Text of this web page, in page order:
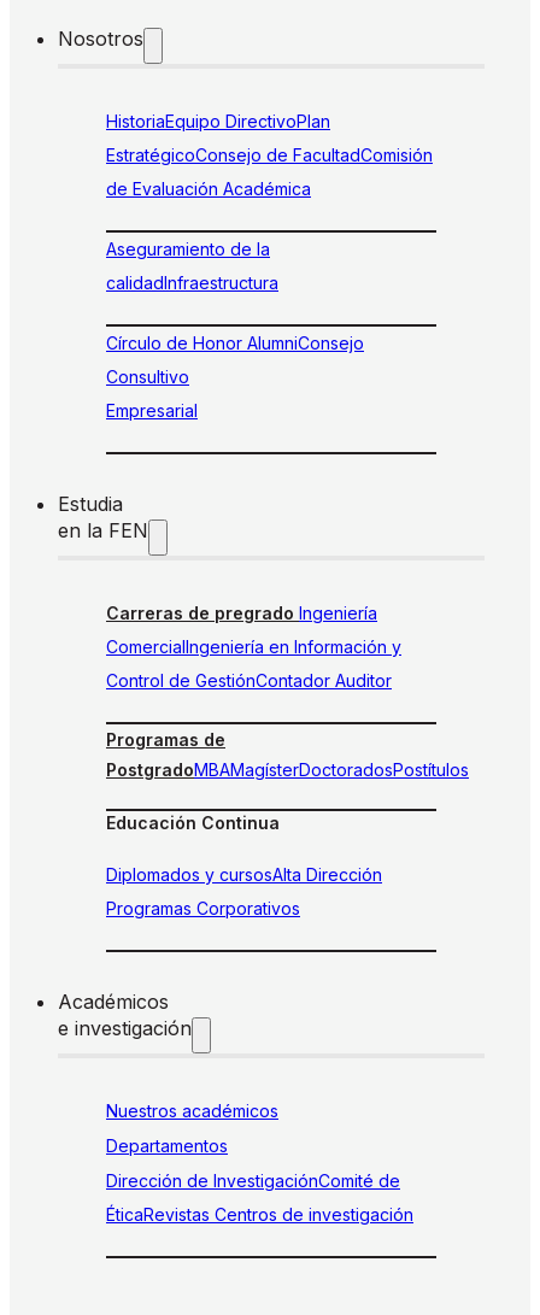
Nosotros
HistoriaEquipo DirectivoPlan
EstratégicoConsejo de FacultadComisión
de Evaluación Académica
Aseguramiento de la
calidadInfraestructura
Círculo de Honor AlumniConsejo
Consultivo
Empresarial
Estudia
en la FEN
Carreras de pregrado Ingeniería
ComercialIngeniería en Información y
Control de GestiónContador Auditor
Programas de
PostgradoMBAMagísterDoctoradosPostítulos
Educación Continua
Diplomados y cursosAlta Dirección
Programas Corporativos
Académicos
e investigación
Nuestros académicos
Departamentos
Dirección de InvestigaciónComité de
ÉticaRevistas Centros de investigación